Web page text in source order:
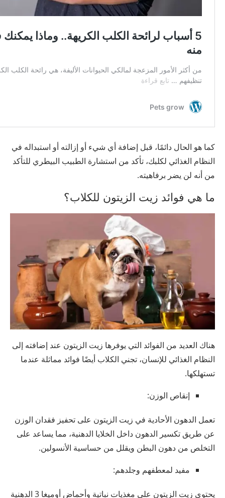
كما هو الحال دائمًا، قبل إضافة أي شيء أو إزالته أو استبداله في
النظام الغذائي لكلبك، تأكد من استشارة الطبيب البيطري للتأكد
من أنه لن يضر برفاهيته.
ما هي فوائد زيت الزيتون للكلاب؟
هناك العديد من الفوائد التي يوفرها زيت الزيتون عند إضافته إلى
النظام الغذائي للإنسان، تجني الكلاب أيضًا فوائد مماثلة عندما
تستهلكها.
إنقاص الوزن:
تعمل الدهون الأحادية في زيت الزيتون على تحفيز فقدان الوزن
عن طريق تكسير الدهون داخل الخلايا الدهنية، مما يساعد على
التخلص من دهون البطن ويقلل من حساسية الأنسولين.
مفيد لمعطفهم وجلدهم:
يحتوي زيت الزيتون على مغذيات نباتية وأحماض أوميغا 3 الدهنية